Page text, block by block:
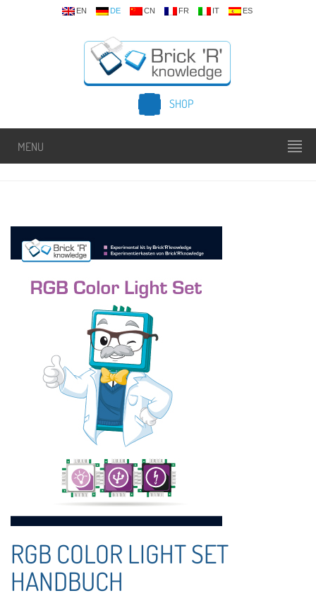
EN DE CN FR IT ES
SHOP
MENU
RGB COLOR LIGHT SET
HANDBUCH